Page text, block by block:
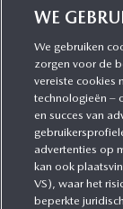
CATEGORIEËN
MEER
MEER ERVAREN
WE
We gebruiken
zorgen voor de
vereiste cookies
technologieën –
en succes van
advertenties op
kan ook
VS), waar het
beperkte